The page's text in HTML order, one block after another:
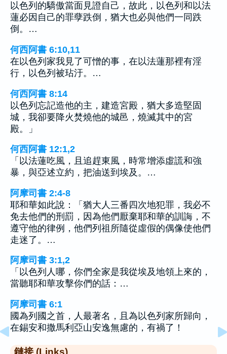
以色列的驕傲當面見證自己，故此，以色列和以法
蓮必因自己的罪孽跌倒，猶大也必與他們一同跌
倒。…
何西阿書 6:10,11
在以色列家我見了可憎的事，在以法蓮那裡有淫
行，以色列被玷汙。…
何西阿書 8:14
以色列忘記造他的主，建造宮殿，猶大多造堅固
城，我卻要降火焚燒他的城邑，燒滅其中的宮
殿。」
何西阿書 12:1,2
「以法蓮吃風，且追趕東風，時常增添虛謊和強
暴，與亞述立約，把油送到埃及。…
阿摩司書 2:4-8
耶和華如此說：「猶大人三番四次地犯罪，我必不
免去他們的刑罰，因為他們厭棄耶和華的訓誨，不
遵守他的律例，他們列祖所隨從虛假的偶像使他們
走迷了。…
阿摩司書 3:1,2
「以色列人哪，你們全家是我從埃及地領上來的，
當聽耶和華攻擊你們的話：…
阿摩司書 6:1
國為列國之首，人最著名，且為以色列家所歸向，
在錫安和撒馬利亞山安逸無慮的，有禍了！
鏈接 (Links)